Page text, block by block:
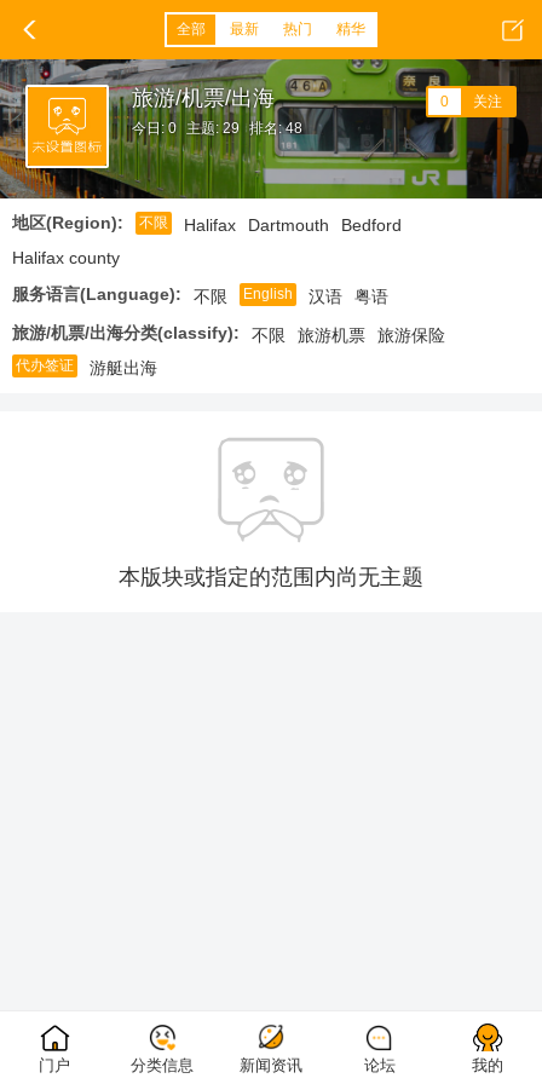
全部 最新 热门 精华
旅游/机票/出海
今日: 0 主题: 29 排名: 48
0 关注
门户 分类信息 新闻资讯 论坛 我的
地区(Region): 不限 Halifax Dartmouth
Bedford
Halifax county
服务语言(Language):
不限 English 汉语
粤语
旅游/机票/出海分类(classify):
不限 旅游机票 旅游保险
代办签证 游艇出海
本版块或指定的范围内尚无主题